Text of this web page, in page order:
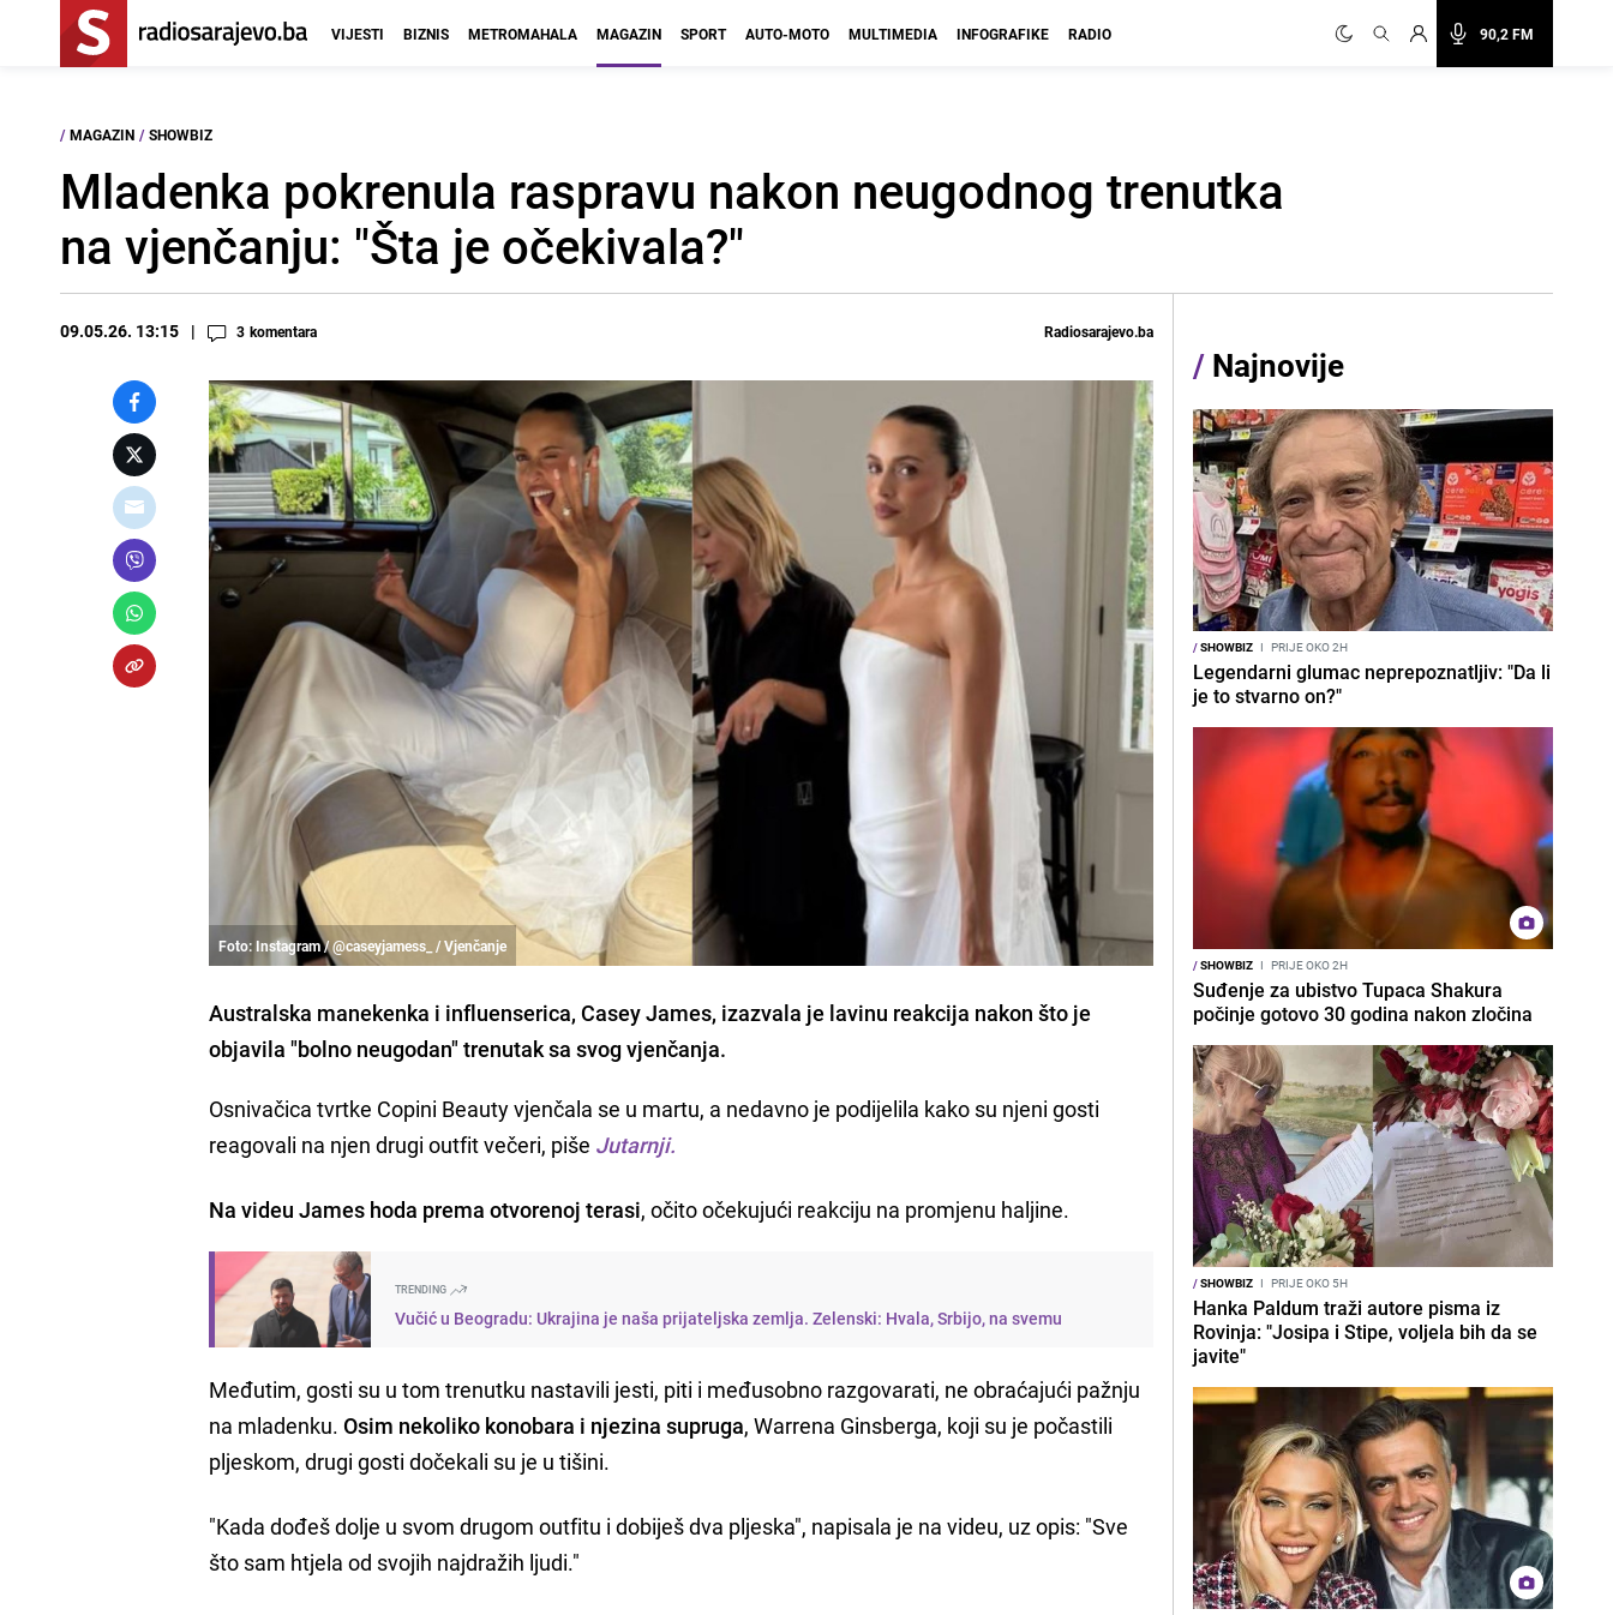
90,2 FM
VIJESTI BIZNIS METROMAHALA MAGAZIN SPORT AUTO-MOTO MULTIMEDIA INFOGRAFIKE RADIO
/ MAGAZIN / SHOWBIZ
Mladenka pokrenula raspravu nakon neugodnog trenutka
na vjenčanju: "Šta je očekivala?"
09.05.26. 13:15 3 komentara Radiosarajevo.ba
Foto: Instagram / @caseyjamess_ / Vjenčanje
Australska manekenka i influenserica, Casey James, izazvala je lavinu reakcija nakon što je
objavila "bolno neugodan" trenutak sa svog vjenčanja.
Osnivačica tvrtke Copini Beauty vjenčala se u martu, a nedavno je podijelila kako su njeni gosti
reagovali na njen drugi outfit večeri, piše Jutarnji.
Na videu James hoda prema otvorenoj terasi, očito očekujući reakciju na promjenu haljine.
TRENDING
Vučić u Beogradu: Ukrajina je naša prijateljska zemlja. Zelenski: Hvala, Srbijo, na svemu
Međutim, gosti su u tom trenutku nastavili jesti, piti i međusobno razgovarati, ne obraćajući pažnju
na mladenku.Osim nekoliko konobara i njezina supruga, Warrena Ginsberga, koji su je počastili
pljeskom, drugi gosti dočekali su je u tišini.
"Kada dođeš dolje u svom drugom outfitu i dobiješ dva pljeska", napisala je na videu, uz opis: "Sve
što sam htjela od svojih najdražih ljudi."
/ Najnovije
/SHOWBIZ I PRIJE OKO 2H
Legendarni glumac neprepoznatljiv: "Da li
je to stvarno on?"
/SHOWBIZ I PRIJE OKO 2H
Suđenje za ubistvo Tupaca Shakura
počinje gotovo 30 godina nakon zločina
/SHOWBIZ I PRIJE OKO 5H
Hanka Paldum traži autore pisma iz
Rovinja: "Josipa i Stipe, voljela bih da se
javite"